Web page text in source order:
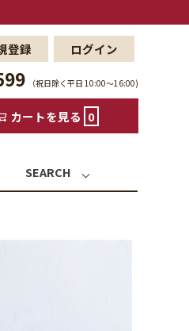
登録
ログイン
（祝日除く平日 10:00〜16:00)
カートを見る 0
SEARCH